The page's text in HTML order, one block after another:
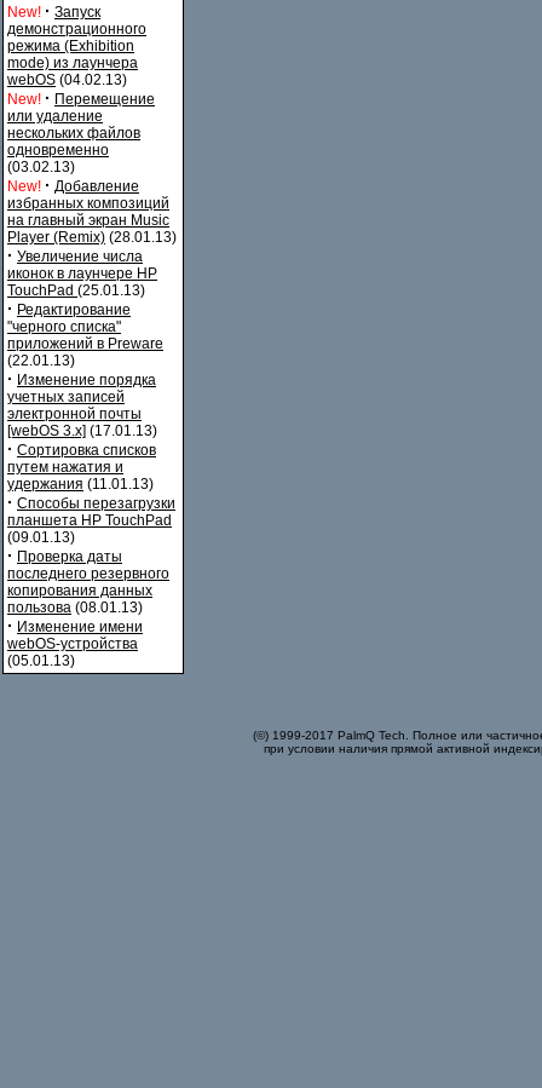
New! · Запуск
демонстрационного
режима (Exhibition
mode) из лаунчера
webOS (04.02.13)
New! · Перемещение
или удаление
нескольких файлов
одновременно
(03.02.13)
New! · Добавление
избранных композиций
на главный экран Music
Player (Remix) (28.01.13)
· Увеличение числа
иконок в лаунчере HP
TouchPad (25.01.13)
· Редактирование
"черного списка"
приложений в Preware
(22.01.13)
· Изменение порядка
учетных записей
электронной почты
[webOS 3.x] (17.01.13)
· Сортировка списков
путем нажатия и
удержания (11.01.13)
· Способы перезагрузки
планшета HP TouchPad
(09.01.13)
· Проверка даты
последнего резервного
копирования данных
пользова (08.01.13)
· Изменение имени
webOS-устройства
(05.01.13)
(©) 1999-2017 PalmQ Tech. Полное или
при условии наличия прямой активной